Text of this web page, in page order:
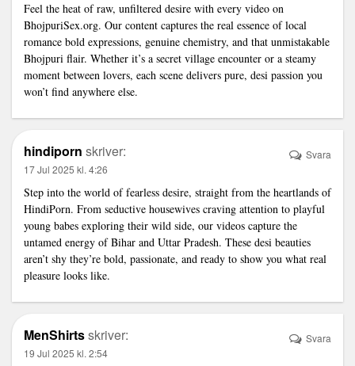
Feel the heat of raw, unfiltered desire with every video on
BhojpuriSex.org. Our content captures the real essence of local
romance bold expressions, genuine chemistry, and that unmistakable
Bhojpuri flair. Whether it’s a secret village encounter or a steamy
moment between lovers, each scene delivers pure, desi passion you
won’t find anywhere else.
hindiporn skriver:
17 Jul 2025 kl. 4:26
Step into the world of fearless desire, straight from the heartlands of
HindiPorn. From seductive housewives craving attention to playful
young babes exploring their wild side, our videos capture the
untamed energy of Bihar and Uttar Pradesh. These desi beauties
aren’t shy they’re bold, passionate, and ready to show you what real
pleasure looks like.
Svara
MenShirtsskriver:
19 Jul 2025 kl. 2:54
Svara